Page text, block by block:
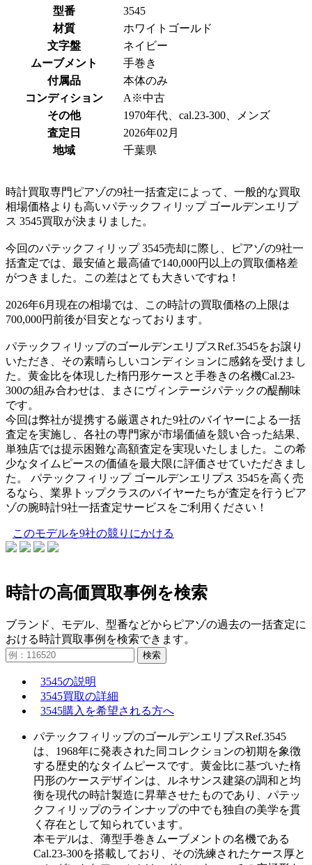
型番
3545
材質
ホワイトゴールド
文字盤
ネイビー
ムーブメント
手巻き
付属品
本体のみ
コンディション
A※中古
その他
1970年代、cal.23-300、メンズ
査定日
2026年02月
地域
千葉県
時計買取専門ピアゾの9社一括査定によって、一般的な買取
相場価格よりも高いパテックフィリップ ゴールデンエリプ
ス 3545買取が決まりました。
今回のパテックフィリップ 3545売却に際し、ピアゾの9社一
括査定では、最安値と最高値で140,000円以上の買取価格差
がつきました。この差はとても大きいですね！
2026年6月現在の相場では、この時計の買取価格の上限は
700,000円前後が目安となっております。
パテックフィリップのゴールデンエリプスRef.3545をお譲り
いただき、その素晴らしいコンディションに感銘を受けまし
た。黄金比を体現した楕円形ケースと手巻きの名機Cal.23-
300の組み合わせは、まさにヴィンテージパテックの醍醐味
です。
今回は弊社が提携する厳選された9社のバイヤーによる一括
査定を実施し、各社の専門家が市場価値を競い合った結果、
単独店では提示困難な高額査定を実現いたしました。この希
少なタイムピースの価値を最大限に評価させていただきまし
た。 パテックフィリップ ゴールデンエリプス 3545を高く売
るなら、業界トップクラスのバイヤーたちが査定を行うピア
ゾの腕時計9社一括査定サービスをご利用ください！
このモデルを9社の競りにかける
時計の高価買取事例を検索
ブランド、モデル、型番などからピアゾの過去の一括査定に
おける時計買取事例を検索できます。
検索
3545の説明
3545買取の詳細
3545購入を希望される方へ
パテックフィリップのゴールデンエリプスRef.3545
は、1968年に発表された同コレクションの初期を象徴
する歴史的なタイムピースです。黄金比に基づいた楕
円形のケースデザインは、ルネサンス建築の調和と均
衡を現代の時計製造に昇華させたものであり、パテッ
クフィリップのラインナップの中でも独自の美学を貫
く存在として知られています。
本モデルは、薄型手巻きムーブメントの名機である
Cal.23-300を搭載しており、その洗練されたケース厚と